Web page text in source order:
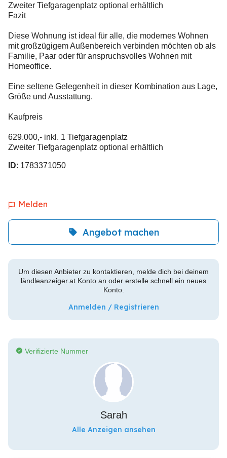
Zweiter Tiefgaragenplatz optional erhältlich
Fazit
Diese Wohnung ist ideal für alle, die modernes Wohnen
mit großzügigem Außenbereich verbinden möchten ob als
Familie, Paar oder für anspruchsvolles Wohnen mit
Homeoffice.
Eine seltene Gelegenheit in dieser Kombination aus Lage,
Größe und Ausstattung.
Kaufpreis
629.000,- inkl. 1 Tiefgaragenplatz
Zweiter Tiefgaragenplatz optional erhältlich
ID: 1783371050
Melden
Angebot machen
Um diesen Anbieter zu kontaktieren, melde dich bei deinem
ländleanzeiger.at Konto an oder erstelle schnell ein neues
Konto.
Anmelden / Registrieren
Verifizierte Nummer
Sarah
Alle Anzeigen ansehen